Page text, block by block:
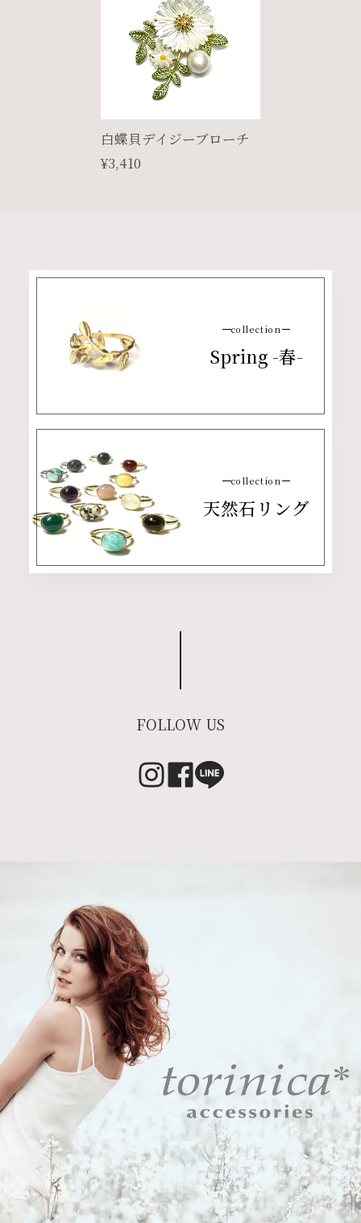
白蝶貝デイジーブローチ
¥3,410
collection
Spring -春-
collection
天然石リング
FOLLOW US